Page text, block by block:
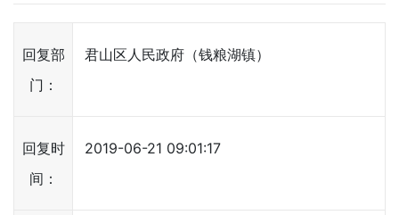
回复部
门：
君山区人民政府（钱粮湖镇）
回复时
间：
2019-06-21 09:01:17